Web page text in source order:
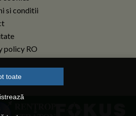
toate
si conditii
policy RO